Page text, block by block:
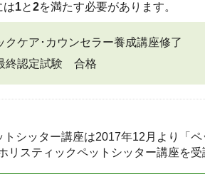
は1と2を満たす必要があります。
クケア･カウンセラー養成講座修了
終認定試験 合格
トシッター講座は2017年12月より「
リスティックペットシッター講座を